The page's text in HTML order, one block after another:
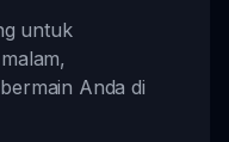
untuk
Anda di